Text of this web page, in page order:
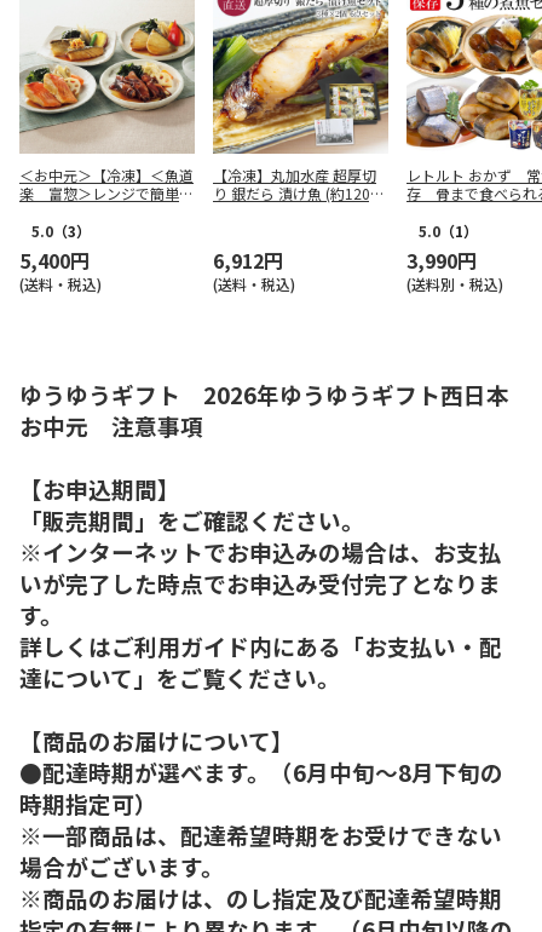
＜お中元＞【冷凍】＜魚道
楽 富惣＞レンジで簡単！
5.0 （3）
5,400円
(送料・税込)
【冷凍】丸加水産 超厚切
り 銀だら 漬け魚 (約120g)
6,912円
(送料・税込)
レトルト おかず
存 骨まで食べられ
5.0 （1）
3,990円
(送料別・税込)
ゆうゆうギフト 2026年ゆうゆうギフト西日本
お中元 注意事項
【お申込期間】
「販売期間」をご確認ください。
※インターネットでお申込みの場合は、お支払
いが完了した時点でお申込み受付完了となりま
す。
詳しくはご利用ガイド内にある「お支払い・配
達について」をご覧ください。
【商品のお届けについて】
●配達時期が選べます。（6月中旬～8月下旬の
時期指定可）
※一部商品は、配達希望時期をお受けできない
場合がございます。
※商品のお届けは、のし指定及び配達希望時期